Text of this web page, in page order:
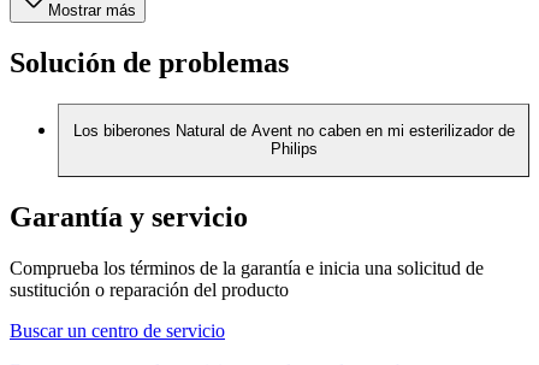
Mostrar más
Solución de problemas
Los biberones Natural de Avent no caben en mi esterilizador de
Philips
Garantía y servicio
Comprueba los términos de la garantía e inicia una solicitud de
sustitución o reparación del producto
Buscar un centro de servicio